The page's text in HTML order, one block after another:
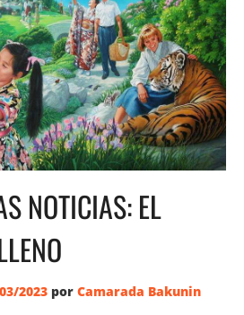
NOTICIAS: EL
2023 por Camarada Bakunin